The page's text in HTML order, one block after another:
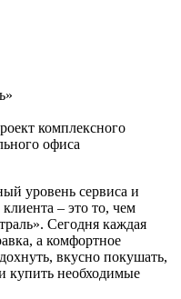
комплексного
офиса
уровень сервиса и
– это то, чем
Сегодня каждая
а комфортное
вкусно покушать,
купить необходимые